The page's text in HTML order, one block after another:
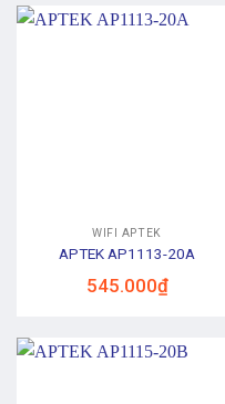
WIFI APTEK
APTEK AP1113-20A
545.000₫